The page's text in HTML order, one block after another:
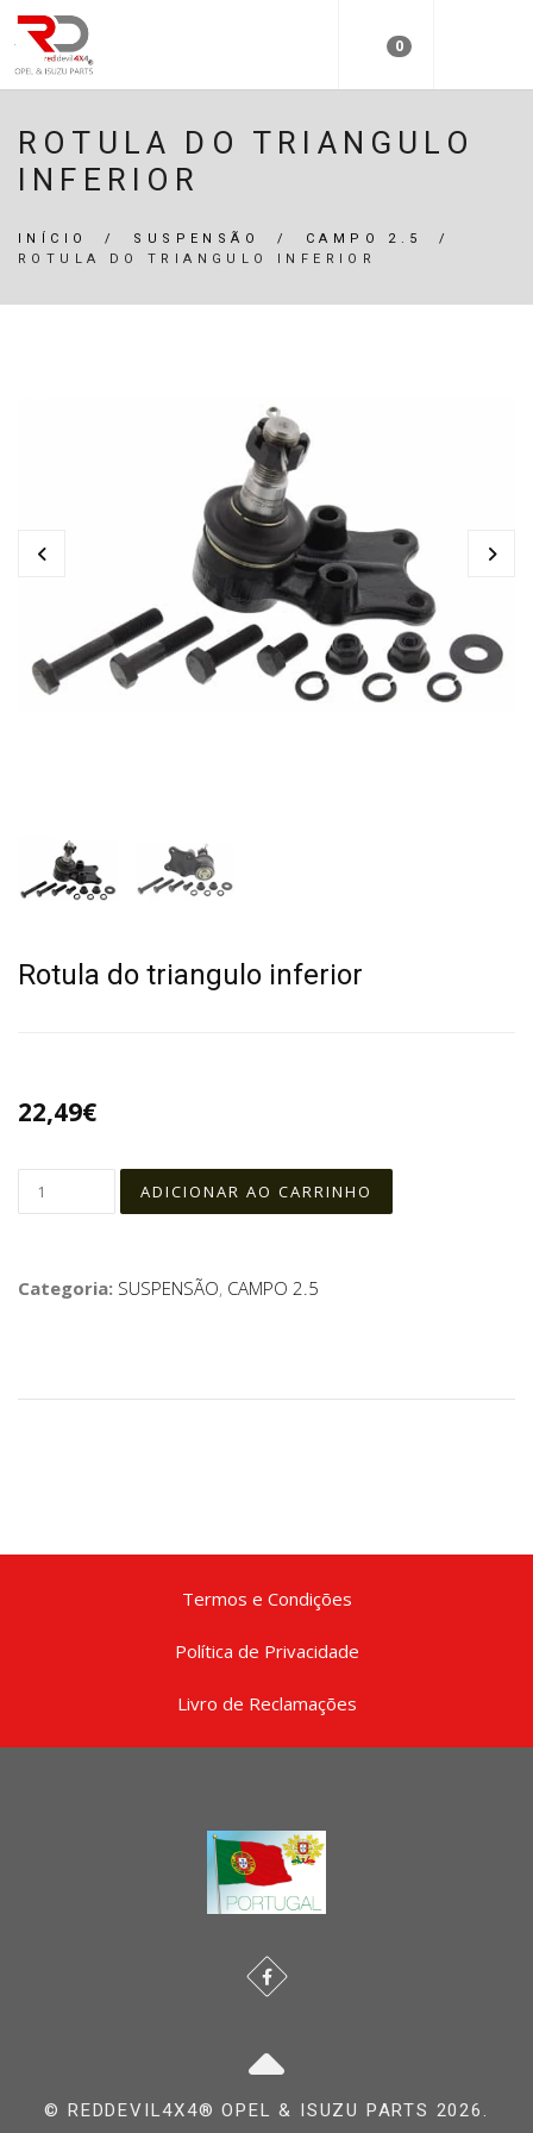
0
ROTULA DO TRIANGULO
INFERIOR
INÍCIO / SUSPENSÃO / CAMPO 2.5
/
ROTULA DO TRIANGULO INFERIOR
Rotula do triangulo inferior
22,49€
Categoria: SUSPENSÃO, CAMPO 2.5
Termos e Condições
Política de Privacidade
Livro de Reclamações
© REDDEVIL4X4® OPEL & ISUZU PARTS 2026.